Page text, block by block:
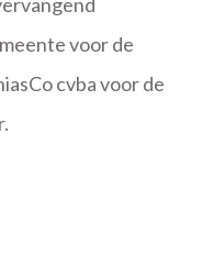
voor de
cvba voor de